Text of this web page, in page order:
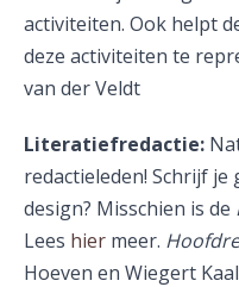
activiteiten. Ook helpt
deze activiteiten te
van der Veldt
Literatiefredactie:
redactieleden! Schrijf je
design? Misschien is de
Lees hier meer.
Hoeven en Wiegert Kaal